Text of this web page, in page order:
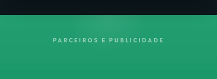
PARCEIROS E PUBLICIDADE